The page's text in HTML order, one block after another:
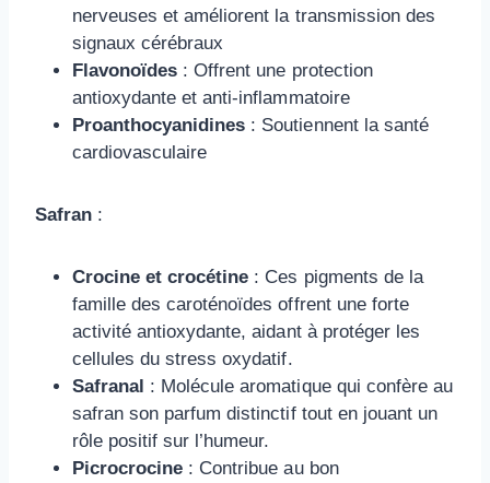
nerveuses et améliorent la transmission des
signaux cérébraux
Flavonoïdes : Offrent une protection
antioxydante et anti-inflammatoire
Proanthocyanidines : Soutiennent la santé
cardiovasculaire
Safran :
Crocine et crocétine : Ces pigments de la
famille des caroténoïdes offrent une forte
activité antioxydante, aidant à protéger les
cellules du stress oxydatif.
Safranal : Molécule aromatique qui confère au
safran son parfum distinctif tout en jouant un
rôle positif sur l’humeur.
Picrocrocine : Contribue au bon